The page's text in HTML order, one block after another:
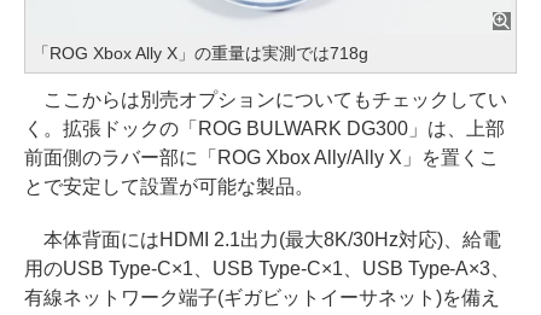
「ROG Xbox Ally X」の重量は実測では718g
ここからは別売オプションについてもチェックしてい
く。拡張ドックの「ROG BULWARK DG300」は、上部
前面側のラバー部に「ROG Xbox Ally/Ally X」を置くこ
とで安定して設置が可能な製品。
本体背面にはHDMI 2.1出力(最大8K/30Hz対応)、給電
用のUSB Type-C×1、USB Type-C×1、USB Type-A×3、
有線ネットワーク端子(ギガビットイーサネット)を備え